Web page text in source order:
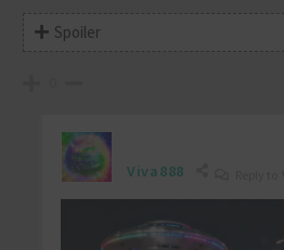
Spoiler
Viva888